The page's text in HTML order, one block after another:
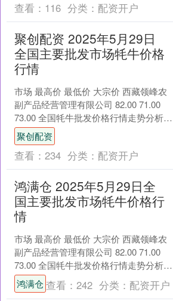
查看： 116 分类： 配资开户
聚创配资 2025年5月29日
全国主要批发市场牦牛价格
行情
市场 最高价 最低价 大宗价 西藏领峰农
副产品经营管理有限公司 82.00 71.00
73.00 全国牦牛批发价格行情走势分析聚
创配资 从今日全国牦牛批发市场....
聚创配资
查看： 234 分类： 配资开户
鸿满仓 2025年5月29日全
国主要批发市场牦牛价格行
情
市场 最高价 最低价 大宗价 西藏领峰农
副产品经营管理有限公司 82.00 71.00
73.00 全国牦牛批发价格行情走势分析鸿
满仓 从今日全国牦牛批发市场价....
鸿满仓 查看： 242 分类： 配资开户